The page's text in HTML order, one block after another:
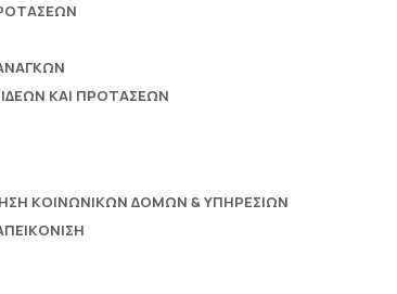
ΚΑΙ ΠΡΟΤΑΣΕΩΝ
ΚΟΙΝΩΝΙΚΩΝ ΔΟΜΩΝ & ΥΠΗΡΕΣΙΩΝ